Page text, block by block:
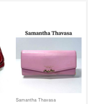
Samantha Thavasa